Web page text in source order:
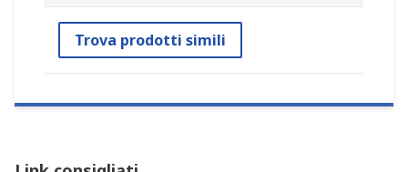
Trova prodotti simili